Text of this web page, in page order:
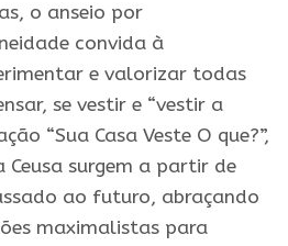
o anseio por
convida à
e valorizar todas
se vestir e “vestir a
“Sua Casa Veste O que?”,
Ceusa surgem a partir de
ao futuro, abraçando
maximalistas para